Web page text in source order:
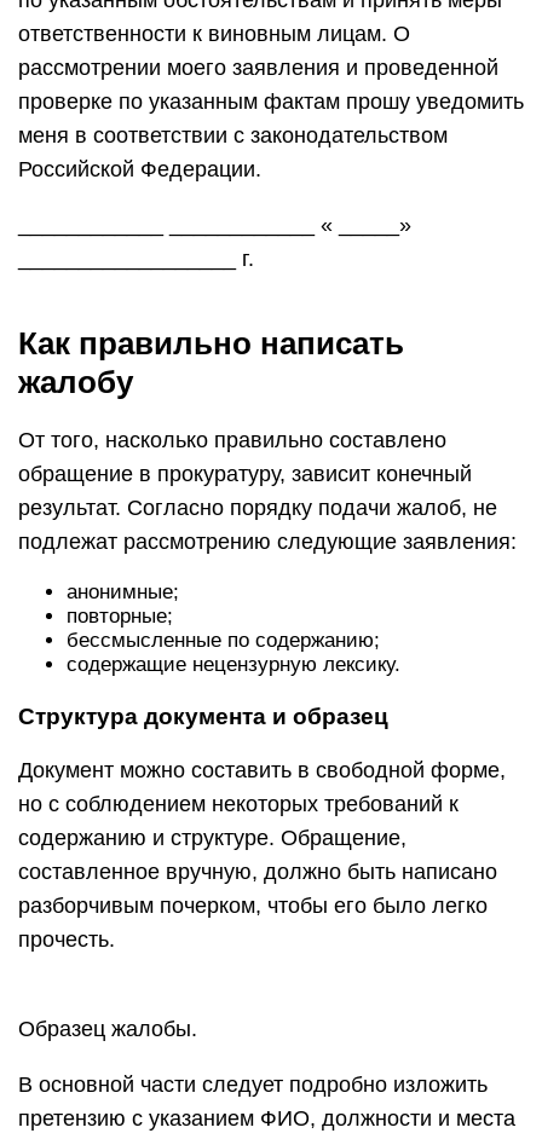
ответственности к виновным лицам. О
рассмотрении моего заявления и проведенной
проверке по указанным фактам прошу уведомить
меня в соответствии с законодательством
Российской Федерации.
____________ ____________ « _____»
__________________ г.
Как правильно написать
жалобу
От того, насколько правильно составлено
обращение в прокуратуру, зависит конечный
результат. Согласно порядку подачи жалоб, не
подлежат рассмотрению следующие заявления:
анонимные;
повторные;
бессмысленные по содержанию;
содержащие нецензурную лексику.
Структура документа и образец
Документ можно составить в свободной форме,
но с соблюдением некоторых требований к
содержанию и структуре. Обращение,
составленное вручную, должно быть написано
разборчивым почерком, чтобы его было легко
прочесть.
Образец жалобы.
В основной части следует подробно изложить
претензию с указанием ФИО, должности и места